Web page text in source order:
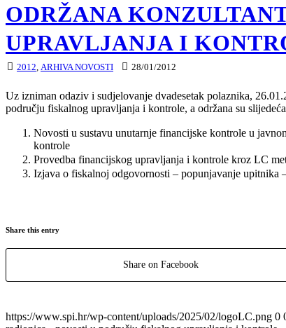
ODRŽANA
UPRAVLJANJA I
2012 ARHIVA NOVOSTI 28/01/2012
Uz izniman odaziv i sudjelovanje dvadesetak polaznika,
području fiskalnog upravljanja i kontrole, a održana su
Novosti u sustavu unutarnje financijske kontrole u
kontrole
Provedba financijskog upravljanja i kontrole kroz LC
Izjava o fiskalnoj odgovornosti – popunjavanje upitnika
Share this entry
Share on Facebook
https://www.spi.hr/wp-content/uploads/2025/02/logoLC.png 0